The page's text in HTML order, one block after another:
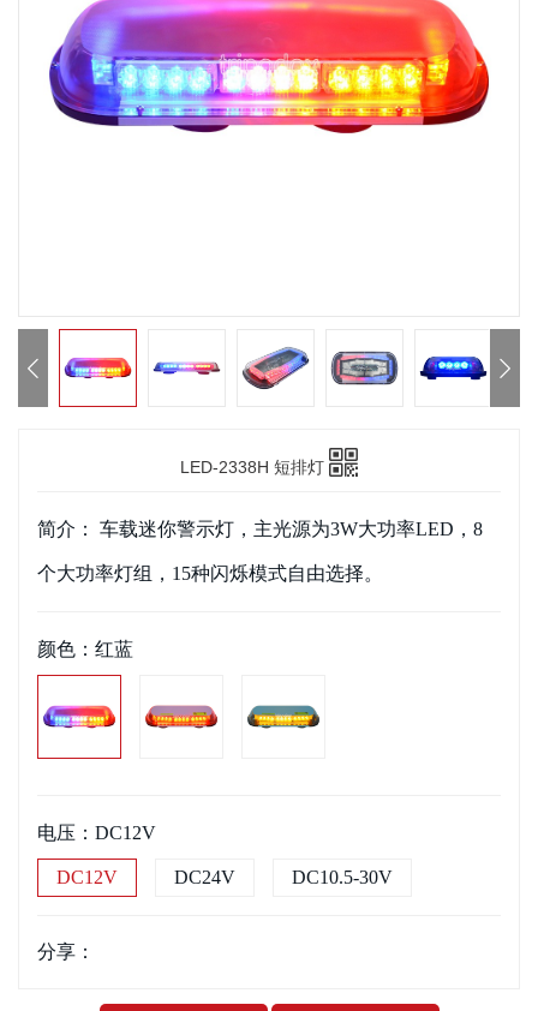
 
LED-2338H 短排灯 
简介：
个大功率灯组，15种闪烁模式自由选择。
颜色： 红蓝
电压： DC12V
DC12V DC24V DC10.5-30V
分享：